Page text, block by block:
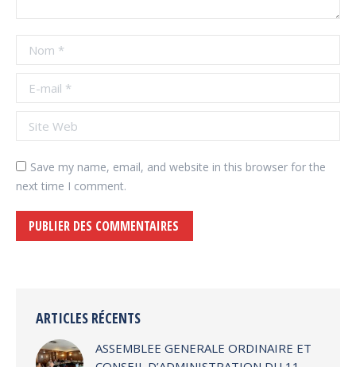
Nom *
E-mail *
Site Web
Save my name, email, and website in this browser for the
next time I comment.
PUBLIER DES COMMENTAIRES
ARTICLES RÉCENTS
ASSEMBLEE GENERALE ORDINAIRE ET